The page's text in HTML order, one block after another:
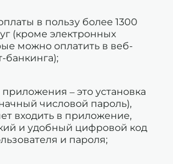
в пользу более 1300
(кроме электронных
можно оплатить в веб-
банкинга);
– это установка
числовой пароль),
входить в приложение,
и удобный цифровой код
и пароля;